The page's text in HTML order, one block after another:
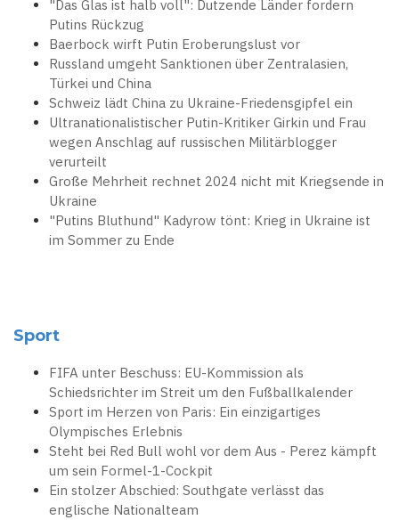
"Das Glas ist halb voll": Dutzende Länder fordern
Putins Rückzug
Baerbock wirft Putin Eroberungslust vor
Russland umgeht Sanktionen über Zentralasien,
Türkei und China
Schweiz lädt China zu Ukraine-Friedensgipfel ein
Ultranationalistischer Putin-Kritiker Girkin und Frau
wegen Anschlag auf russischen Militärblogger
verurteilt
Große Mehrheit rechnet 2024 nicht mit Kriegsende in
Ukraine
"Putins Bluthund" Kadyrow tönt: Krieg in Ukraine ist
im Sommer zu Ende
Sport
FIFA unter Beschuss: EU-Kommission als
Schiedsrichter im Streit um den Fußballkalender
Sport im Herzen von Paris: Ein einzigartiges
Olympisches Erlebnis
Steht bei Red Bull wohl vor dem Aus - Perez kämpft
um sein Formel-1-Cockpit
Ein stolzer Abschied: Southgate verlässt das
englische Nationalteam